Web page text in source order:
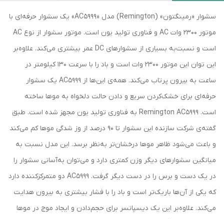
سشوار «رمینگتون»‌ (Remington)‌ مدل «AC5999» یک سشوار حرفه‌ای با
موتور 2300 وات AC و فناوری تولید یون است. موتور سشوار از نوع AC
است و نسبت‌به بسیاری از سشوارهای DC عمر بیشتری می‌کند. علاوه‌بر
این توان این موتور 2300 وات است و باد را با سرعت 130 کیلومتر در
ساعت به بیرون پرتاب می‌کند. همه‌ی این‌ها از AC5999 یک سشوار
حرفه‌ای برای خشک‌کردن سریع و دادن حالت دلخواه به موها ساخته
است. Remington AC5999 به فناوری تولید یون مجهز شده است. طبق
گفته‌ی شرکت سازنده این سشوار تا 90 درصد از وز شدگی موها کم می‌کند
و باعث می‌شود ظاهر موها درخشان‌تر به‌نظر برسد. این مدل نسبت به
میانگین سشوارهای دیگر وزن کمتری دارد و می‌توان به‌آسانی سشوار را
در یک دست و برس را در دست دیگر گرفت. AC5999 دو متمرکز‌کننده دارد
که یکی از آن‌ها باریک‌تر است و باد را با فشار بیشتری به بیرون هدایت
می‌کند. علاوه‌بر این یک دیسپانسر برای حجم‌دادن و ایجاد موج در موها